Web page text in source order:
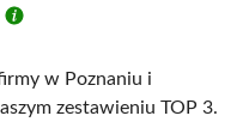
w Poznaniu i
zestawieniu TOP 3.